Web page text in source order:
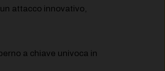
attacco innovativo,
a chiave univoca in